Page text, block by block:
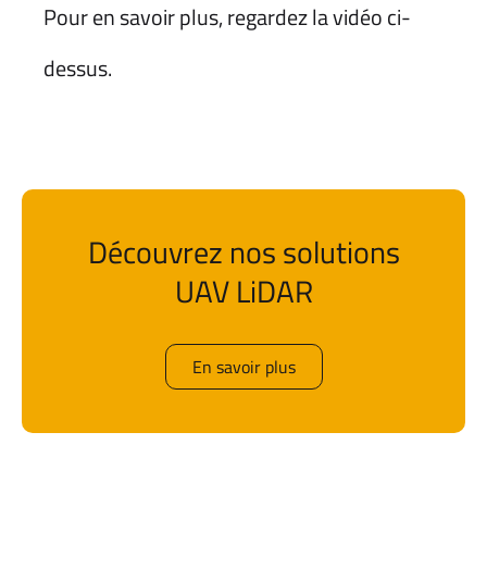
Pour en savoir plus, regardez la vidéo ci-
dessus.
Découvrez nos solutions
UAV LiDAR
En savoir plus